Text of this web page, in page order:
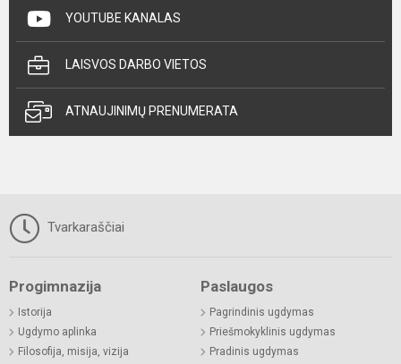
YOUTUBE KANALAS
LAISVOS DARBO VIETOS
ATNAUJINIMŲ PRENUMERATA
Tvarkaraščiai
Progimnazija
Istorija
Ugdymo aplinka
Filosofija, misija, vizija
Paslaugos
Pagrindinis ugdymas
Priešmokyklinis ugdymas
Pradinis ugdymas